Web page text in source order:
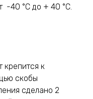
-40 °С до + 40 °С.
крепится к
скобы
сделано 2